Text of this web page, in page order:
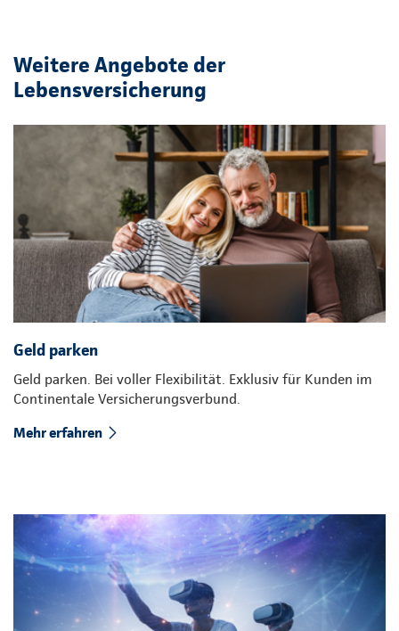
Weitere Angebote der
Lebensversicherung
Geld parken
Geld parken. Bei voller Flexibilität. Exklusiv für Kunden im
Continentale Versicherungsverbund.
Mehr erfahren